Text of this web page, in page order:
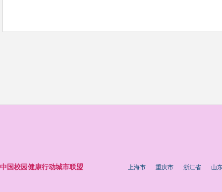
中国校园健康行动城市联盟 上海市 重庆市 浙江省 山